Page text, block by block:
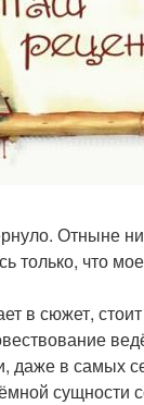
Отныне
что
в сюжет,
даже в самых